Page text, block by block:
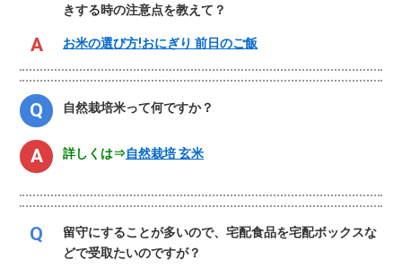
きする時の注意点を教えて？
お米の選び方!おにぎり 前日のご飯
自然栽培米って何ですか？
詳しくは⇒自然栽培 玄米
留守にすることが多いので、宅配食品を宅配ボックスな
どで受取たいのですが？